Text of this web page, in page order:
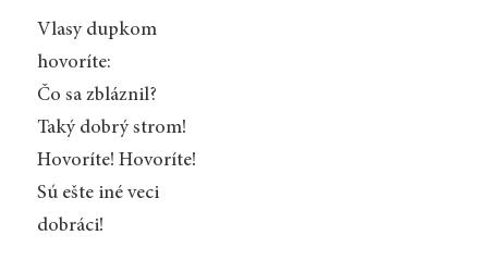
Vlasy dupkom
hovoríte:
Čo sa zbláznil?
Taký dobrý strom!
Hovoríte! Hovoríte!
Sú ešte iné veci
dobráci!